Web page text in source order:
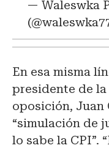
— Waleswka
En esa misma
presidente de
oposición, Juan
“simulación de
lo sabe la CPI”.